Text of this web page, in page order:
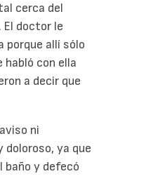
cerca del
El doctor le
porque allí sólo
con ella
a decir que
ni
ya que
baño y defecó